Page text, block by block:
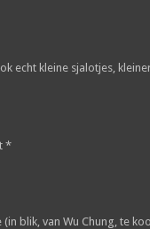
echt kleine sjalotjes,
*
blik, van Wu Chung, te